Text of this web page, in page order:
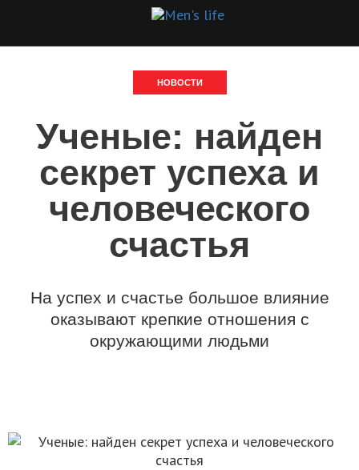
НОВОСТИ
Ученые: найден
секрет успеха и
человеческого
счастья
На успех и счастье большое влияние
оказывают крепкие отношения с
окружающими людьми